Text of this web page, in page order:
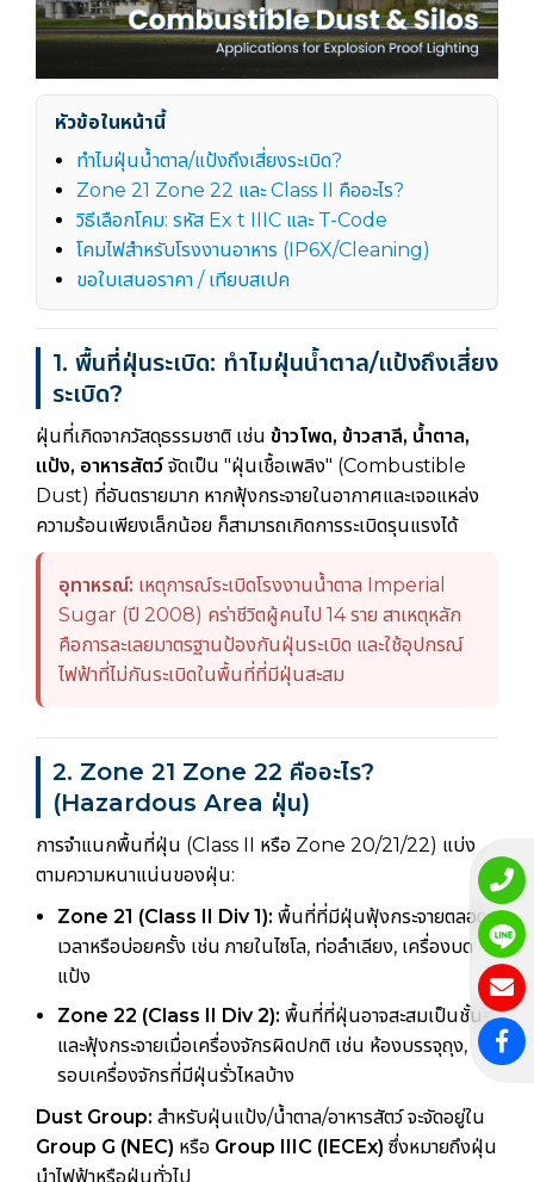
หัวข้อในหน้านี้
ทำไมฝุ่นน้ำตาล/แป้งถึงเสี่ยงระเบิด?
Zone 21 Zone 22 และ Class II คืออะไร?
วิธีเลือกโคม: รหัส Ex t IIIC และ T-Code
โคมไฟสำหรับโรงงานอาหาร (IP6X/Cleaning)
ขอใบเสนอราคา / เทียบสเปค
1. พื้นที่ฝุ่นระเบิด: ทำไมฝุ่นน้ำตาล/แป้งถึงเสี่ยง
ระเบิด?
ฝุ่นที่เกิดจากวัสดุธรรมชาติ เช่น ข้าวโพด, ข้าวสาลี, น้ำตาล,
แป้ง, อาหารสัตว์จัดเป็น "ฝุ่นเชื้อเพลิง" (Combustible
Dust) ที่อันตรายมาก หากฟุ้งกระจายในอากาศและเจอแหล่ง
ความร้อนเพียงเล็กน้อย ก็สามารถเกิดการระเบิดรุนแรงได้
อุทาหรณ์: เหตุการณ์ระเบิดโรงงานน้ำตาล Imperial
Sugar (ปี 2008) คร่าชีวิตผู้คนไป 14 ราย สาเหตุหลัก
คือการละเลยมาตรฐานป้องกันฝุ่นระเบิด และใช้อุปกรณ์
ไฟฟ้าที่ไม่กันระเบิดในพื้นที่ที่มีฝุ่นสะสม
2. Zone 21 Zone 22 คืออะไร?
(Hazardous Area ฝุ่น)
การจำแนกพื้นที่ฝุ่น (Class II หรือ Zone 20/21/22) แบ่ง
ตามความหนาแน่นของฝุ่น:
Zone 21 (Class II Div 1): พื้นที่ที่มีฝุ่นฟุ้งกระจายตลอด
เวลาหรือบ่อยครั้ง เช่น ภายในไซโล, ท่อลำเลียง, เครื่องบด
แป้ง
Zone 22 (Class II Div 2): พื้นที่ที่ฝุ่นอาจสะสมเป็นชั้นๆ
และฟุ้งกระจายเมื่อเครื่องจักรผิดปกติ เช่น ห้องบรรจุถุง,
รอบเครื่องจักรที่มีฝุ่นรั่วไหลบ้าง
Dust Group: สำหรับฝุ่นแป้ง/น้ำตาล/อาหารสัตว์ จะจัดอยู่ใน
Group G (NEC) หรือ Group IIIC (IECEx) ซึ่งหมายถึงฝุ่น
นำไฟฟ้าหรือฝุ่นทั่วไป